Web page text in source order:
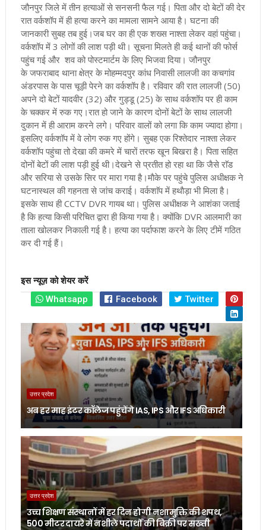
जौनपुर जिले में तीन हत्याओं से सनसनी फैल गई। पिता और दो बेटों की देर
रात वर्कशॉप में ही हत्या करने का मामला सामने आया है। घटना की
जानकारी सुबह तब हुई।जब घर का ही एक शख्स नाश्ता लेकर वहां पहुंचा।
वर्कशॉप में 3 लोगों की लाश पड़ी थी। सूचना मिलते ही कई थानों की फोर्स
पहुंच गई और शव को पोस्टमार्टम के लिए भिजवा दिया। जौनपुर
के जफराबाद थाना क्षेत्र के मोहम्मदपुर कांध निवासी लालजी का कचगांव
अंडरपास के पास चूड़ी पेरने का वर्कशॉप है। रविवार की रात लालजी (50)
अपने दो बेटों यादवीर (32) और गुड्डू (25) के साथ वर्कशॉप पर ही काम
के चक्कर में रुक गए।रात हो जाने के कारण दोनों बेटों के साथ लालजी
दुकान में ही आराम करने लगे। परिवार वालों को लगा कि काम ज्यादा होगा।
इसलिए वर्कशॉप में वे लोग रुक गए होंगे। सुबह एक रिश्तेदार नाश्ता लेकर
वर्कशॉप पहुंचा तो देखा की कमरे में चारों तरफ खून बिखरा है। पिता सहित
दोनों बेटों की लाश पड़ी हुई थी।देखने से प्रतीत हो रहा था कि जैसे राॅड
और सरिया से उसके सिर पर मारा गया है।माैके पर पहुंचे पुलिस अधीक्षक ने
घटनास्थल की गहनता से जांच कराई। वर्कशाॅप में हथाैड़ा भी मिला है।
इसके साथ ही CCTV DVR गायब था। पुलिस अधीक्षक ने आशंका जताई
है कि हत्या किसी परिचित द्वारा ही किया गया है। क्योंकि DVR आलमारी का
ताला खोलकर निकाली गई है। हत्या का पर्दाफाश करने के लिए टीमें गठित
कर दी गई हैं।
इस न्यूज़ को शेयर करें
Whatsapp
Facebook Twitter
उत्तर प्रदेश
अब हर माह इंटर कॉलेज पहुंचेंगे IAS, IPS और IFS अधिकारी
उत्तर प्रदेश
उच्च शिक्षण संस्थानों में हर दिन होगी नशामुक्ति की शपथ,
500 मीटर दायरे में नशीले पदार्थों की बिक्री पर सख्ती